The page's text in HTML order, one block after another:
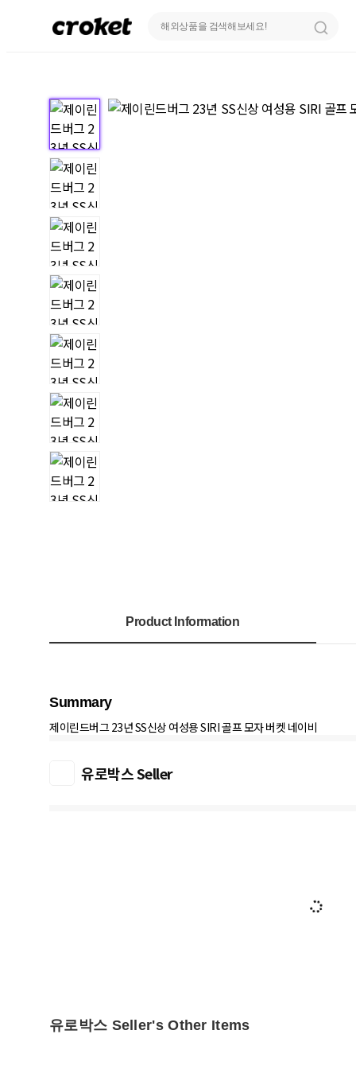
Product Information
Summary
제이린드버그 23년 SS신상 여성용 SIRI 골프 모자 버켓 네이비
유로박스 Seller
유로박스 Seller's Other Items